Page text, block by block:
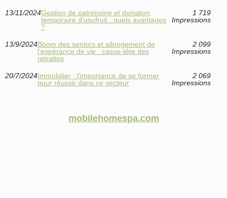
13/11/2024Gestion de patrimoine et donation
temporaire d’usufruit : quels avantages
?
1 719
Impressions
13/9/2024Boom des seniors et allongement de
l’espérance de vie : casse-tête des
retraites
2 099
Impressions
20/7/2024Immobilier : l'importance de se former
pour réussir dans ce secteur
2 069
Impressions
mobilehomespa.com